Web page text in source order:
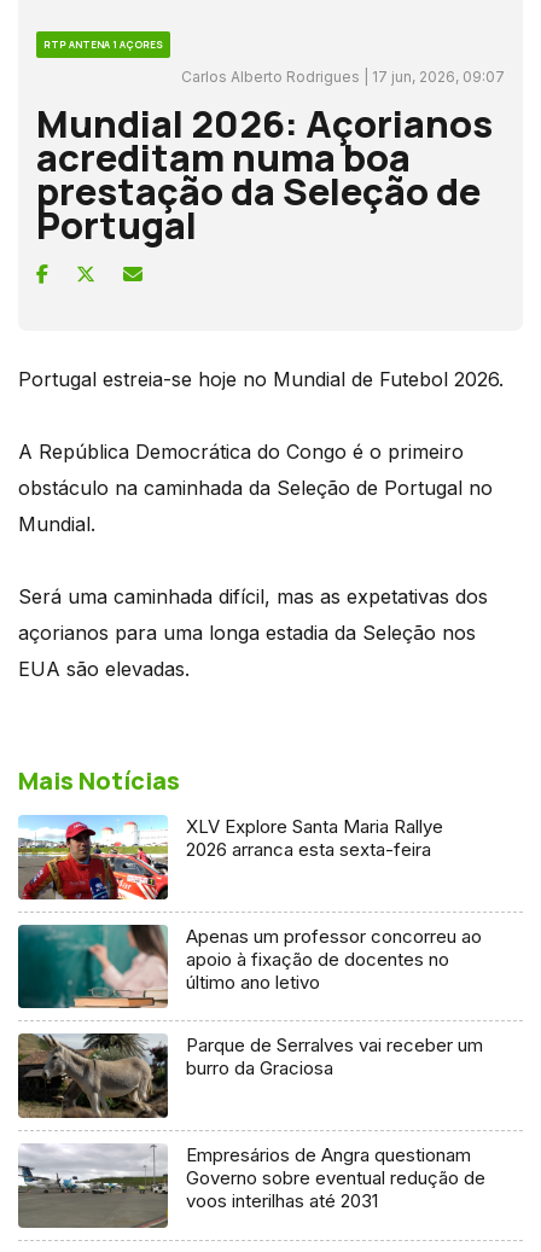
RTP ANTENA 1 AÇORES
Carlos Alberto Rodrigues | 17 jun, 2026, 09:07
Mundial 2026: Açorianos
acreditam numa boa
prestação da Seleção de
Portugal
Portugal estreia-se hoje no Mundial de Futebol 2026.
A República Democrática do Congo é o primeiro
obstáculo na caminhada da Seleção de Portugal no
Mundial.
Será uma caminhada difícil, mas as expetativas dos
açorianos para uma longa estadia da Seleção nos
EUA são elevadas.
Mais Notícias
XLV Explore Santa Maria Rallye
2026 arranca esta sexta-feira
Apenas um professor concorreu ao
apoio à fixação de docentes no
último ano letivo
Parque de Serralves vai receber um
burro da Graciosa
Empresários de Angra questionam
Governo sobre eventual redução de
voos interilhas até 2031